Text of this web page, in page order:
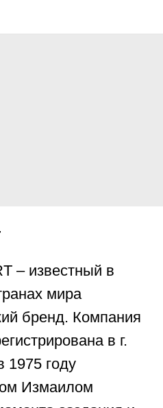
– известный в
мира
бренд. Компания
в г.
1975 году
Измаилом